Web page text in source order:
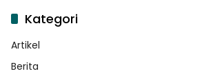
Kategori
Artikel
Berita